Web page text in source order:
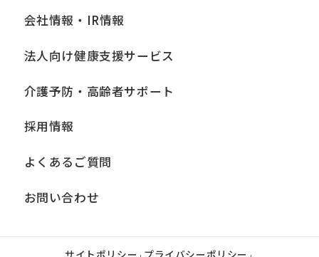
会社情報・IR情報
法人向け健康支援サービス
介護予防・高齢者サポート
採用情報
よくあるご質問
お問い合わせ
サイトポリシー プライバシーポリシー